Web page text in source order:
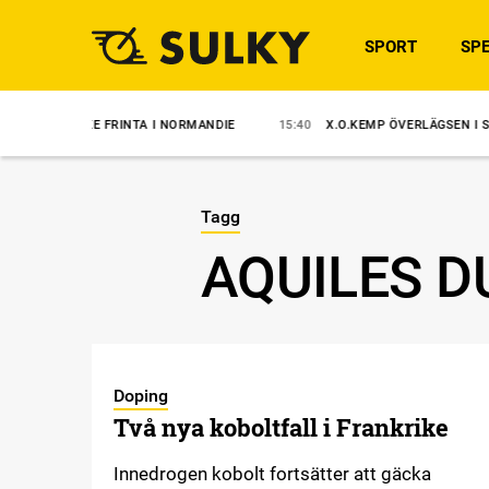
SPORT
FRINTA I NORMANDIE 15:40 X.O.KEMP ÖVERLÄGSEN I
Tagg
AQUILES
Doping
Två nya koboltfall i Frankrike
Innedrogen kobolt fortsätter att gäcka